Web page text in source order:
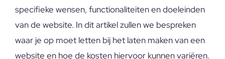
specifieke wensen, functionaliteiten en doeleinden
van de website. In dit artikel zullen we bespreken
waar je op moet letten bij het laten maken van een
website en hoe de kosten hiervoor kunnen variëren.